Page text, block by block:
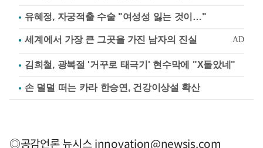
유혜정, 자궁적출 수술 "여성성 잃는 것이…"
김희철, 광복절 '거꾸로 태극기' 현수막에 "X돌았네"
손 덜덜 떠는 카라 한승연, 건강이상설 확산
◎공감언론 뉴시스innovation@newsis.com